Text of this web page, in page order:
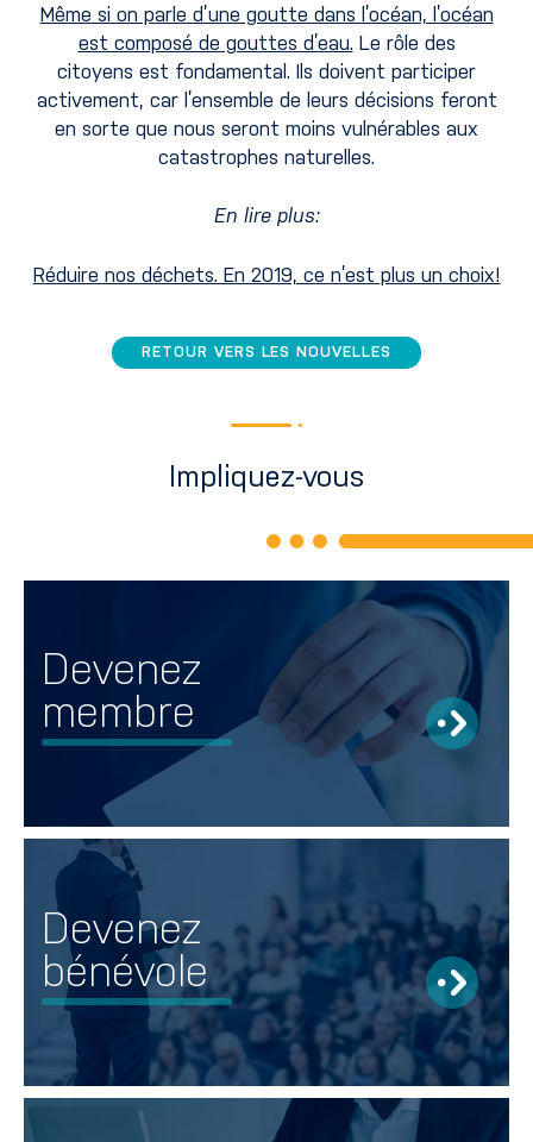
Même si on parle d’une goutte dans l’océan, l’océan
est composé de gouttes d’eau. Le rôle des
citoyens est fondamental. Ils doivent participer
activement, car l’ensemble de leurs décisions feront
en sorte que nous seront moins vulnérables aux
catastrophes naturelles.
En lire plus:
Réduire nos déchets. En 2019, ce n’est plus un choix!
RETOUR VERS LES NOUVELLES
Impliquez-vous
Devenez
membre
Devenez
bénévole